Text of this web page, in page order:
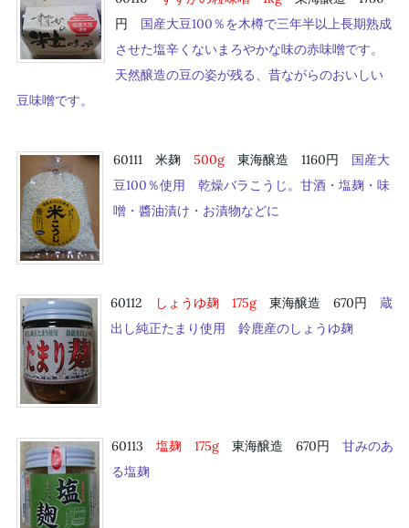
円 国産大豆100％を木樽で三年半以上長期熟成
させた塩辛くないまろやかな味の赤味噌です。
天然醸造の豆の姿が残る、昔ながらのおいしい
豆味噌です。
60111 米麹500g東海醸造 1160円 国産大
豆100％使用 乾燥バラこうじ。甘酒・塩麹・味
噌・醬油漬け・お漬物などに
60112 しょうゆ麹 175g東海醸造 670円 蔵
出し純正たまり使用 鈴鹿産のしょうゆ麹
60113 塩麹 175g東海醸造 670円 甘みのあ
る塩麹